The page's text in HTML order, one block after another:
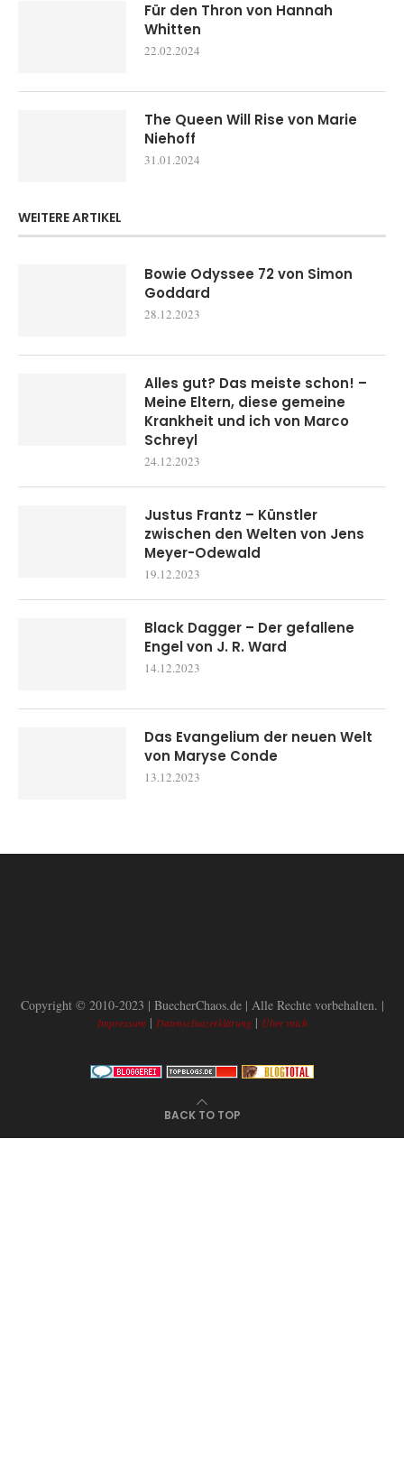
Für den Thron von Hannah
Whitten
22.02.2024
The Queen Will Rise von Marie
Niehoff
31.01.2024
WEITERE ARTIKEL
Bowie Odyssee 72 von Simon
Goddard
28.12.2023
Alles gut? Das meiste schon! –
Meine Eltern, diese gemeine
Krankheit und ich von Marco
Schreyl
24.12.2023
Justus Frantz – Künstler
zwischen den Welten von Jens
Meyer-Odewald
19.12.2023
Black Dagger – Der gefallene
Engel von J. R. Ward
14.12.2023
Das Evangelium der neuen Welt
von Maryse Conde
13.12.2023
Copyright © 2010-2023 | BuecherChaos.de | Alle Rechte vorbehalten. |
Impressum | Datenschutzerklärung| Über mich
BACK TO TOP